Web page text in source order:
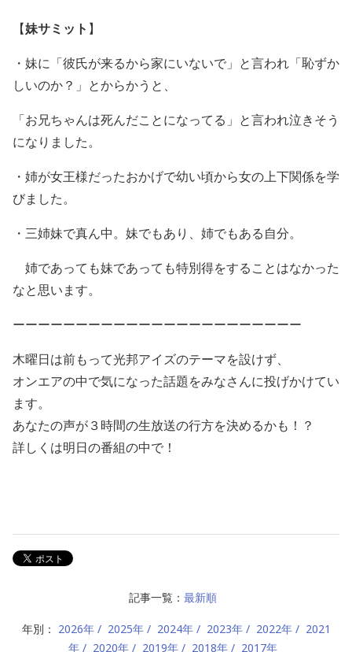
【妹サミット 】
・妹に「彼氏が来るから家にいないで」と言われ「恥ずか
しいのか？」とからかうと、
「お兄ちゃんは死んだことになってる」と言われ泣きそう
になりました。
・姉が女王様だったおかげで幼い頃から女の上下関係を学
びました。
・三姉妹で真ん中。妹でもあり、姉でもある自分。
姉であっても妹であっても特別得をすることはなかった
なと思います。
ーーーーーーーーーーーーーーーーーーーーーーー
木曜日は前もって光邦アイズのテーマを設けず、
オンエアの中で気になった話題をみなさんに投げかけてい
ます。
あなたの声が３時間の生放送の行方を決めるかも！？
詳しくは明日の番組の中で！
記事一覧： 最新順
年別： 2026年 2025年 2024年 2023年 2022年
2021
年
2020年 2019年 2018年 2017年